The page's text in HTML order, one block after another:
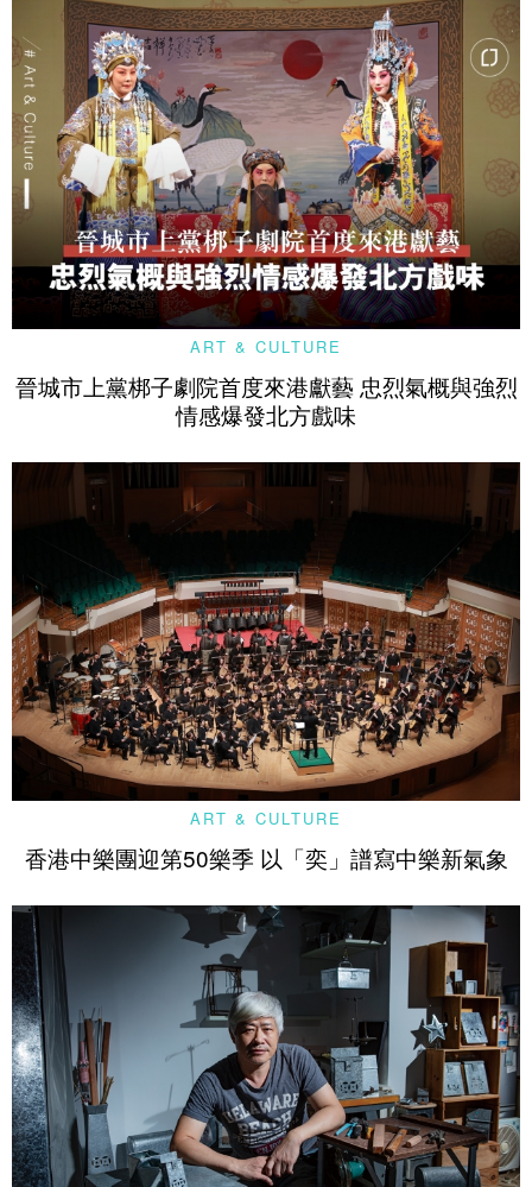
ART & CULTURE
晉城市上黨梆子劇院首度來港獻藝 忠烈氣概與強烈
情感爆發北方戲味
ART & CULTURE
香港中樂團迎第50樂季 以「奕」譜寫中樂新氣象